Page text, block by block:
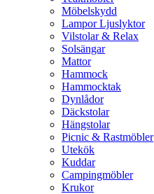
Möbelskydd
Lampor Ljuslyktor
Vilstolar & Relax
Solsängar
Mattor
Hammock
Hammocktak
Dynlådor
Däckstolar
Hängstolar
Picnic & Rastmöbler
Utekök
Kuddar
Campingmöbler
Krukor